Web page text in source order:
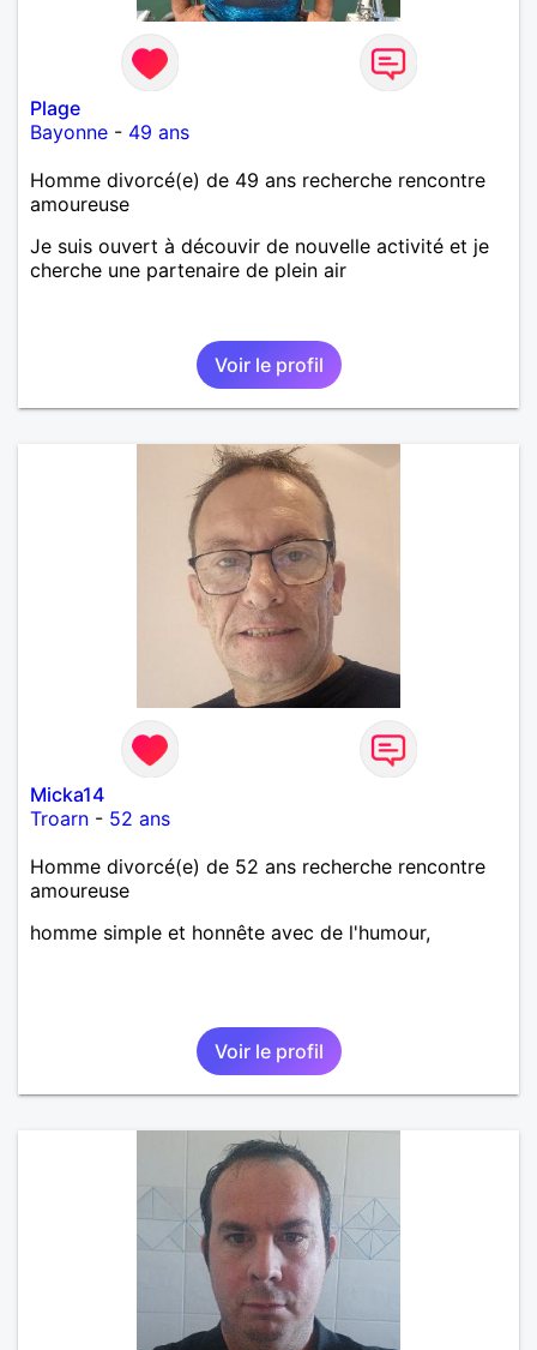
Plage
Bayonne - 49 ans
Homme divorcé(e) de 49 ans recherche rencontre
amoureuse
Je suis ouvert à découvir de nouvelle activité et je
cherche une partenaire de plein air
Voir le profil
Micka14
Troarn - 52 ans
Homme divorcé(e) de 52 ans recherche rencontre
amoureuse
homme simple et honnête avec de l'humour,
Voir le profil